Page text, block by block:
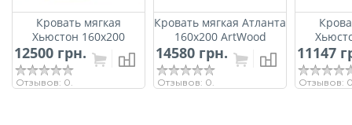
Кровать мягкая
Хьюстон 160х200
ArtWood
12500 грн.
Отзывов: 0.
Кровать мягкая Атланта
160х200 ArtWood
14580 грн.
Отзывов: 0.
11147
Отзывов: